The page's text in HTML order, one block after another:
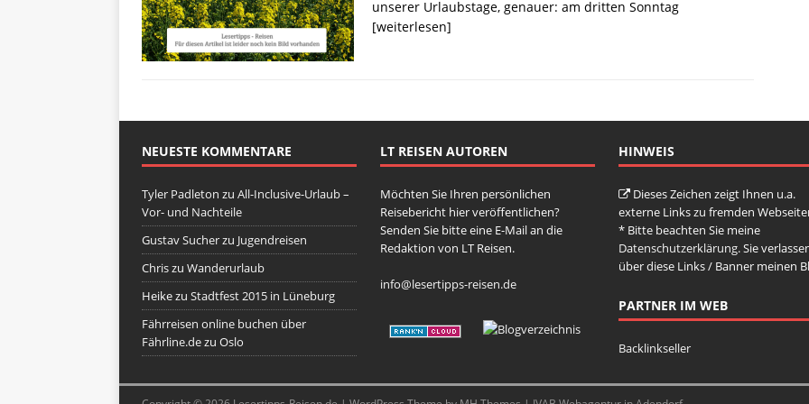
unserer Urlaubstage, genauer: am dritten Sonntag
[weiterlesen]
NEUESTE KOMMENTARE
Tyler Padleton zu All-Inclusive-Urlaub –
Vor- und Nachteile
Gustav Sucherzu Jugendreisen
Chriszu Wanderurlaub
Heikezu Stadtfest 2015 in Lüneburg
Fährreisen online buchen über
Fährline.dezu Oslo
LT REISEN AUTOREN
Möchten Sie Ihren persönlichen
Reisebericht hier veröffentlichen?
Senden Sie bitte eine E-Mail an die
Redaktion von LT Reisen.
info@lesertipps-reisen.de
HINWEIS
Dieses Zeichen zeigt Ihnen u.a.
externe Links zu fremden
* Bitte beachten Sie meine
Datenschutzerklärung. Sie
über diese Links / Banner meinen
PARTNER IM WEB
Backlinkseller